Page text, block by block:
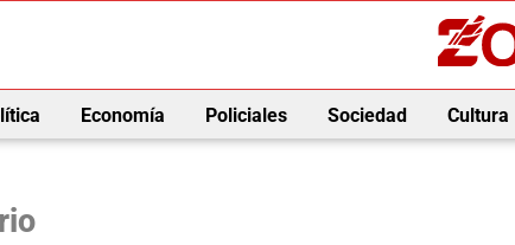
Economía Policiales Sociedad Cultura